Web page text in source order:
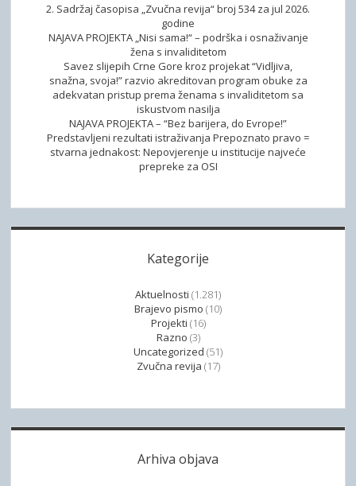
2. Sadržaj časopisa „Zvučna revija“ broj 534 za jul 2026.
godine
NAJAVA PROJEKTA „Nisi sama!“ – podrška i osnaživanje
žena s invaliditetom
Savez slijepih Crne Gore kroz projekat “Vidljiva,
snažna, svoja!” razvio akreditovan program obuke za
adekvatan pristup prema ženama s invaliditetom sa
iskustvom nasilja
NAJAVA PROJEKTA – “Bez barijera, do Evrope!”
Predstavljeni rezultati istraživanja Prepoznato pravo =
stvarna jednakost: Nepovjerenje u institucije najveće
prepreke za OSI
Kategorije
Aktuelnosti (1.281)
Brajevo pismo (10)
Projekti (16)
Razno (3)
Uncategorized (51)
Zvučna revija (17)
Arhiva objava